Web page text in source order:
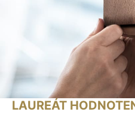
LAUREÁT